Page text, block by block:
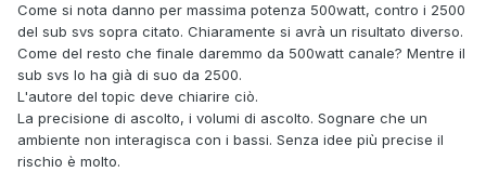
Come si nota danno per massima potenza 500watt, contro i 2500
del sub svs sopra citato. Chiaramente si avrà un risultato diverso.
Come del resto che finale daremmo da 500watt canale? Mentre il
sub svs lo ha già di suo da 2500.
L'autore del topic deve chiarire ciò.
La precisione di ascolto, i volumi di ascolto. Sognare che un
ambiente non interagisca con i bassi. Senza idee più precise il
rischio è molto.